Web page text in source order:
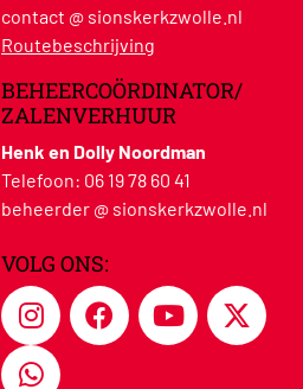
contact @ sionskerkzwolle.nl
Routebeschrijving
BEHEERCOÖRDINATOR/
ZALENVERHUUR
Henk en Dolly Noordman
Telefoon: 06 19 78 60 41
beheerder @ sionskerkzwolle.nl
VOLG ONS: